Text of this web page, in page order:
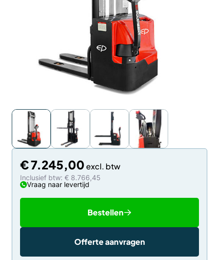
€7.245,00
Inclusief btw: € 8.766,45
Vraag naar levertijd
Bestellen
Offerte aanvragen